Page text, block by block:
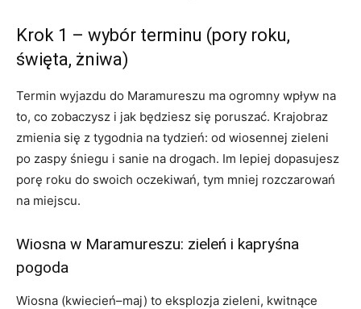
Krok 1 – wybór terminu (pory roku,
święta, żniwa)
Termin wyjazdu do Maramureszu ma ogromny wpływ na
to, co zobaczysz i jak będziesz się poruszać. Krajobraz
zmienia się z tygodnia na tydzień: od wiosennej zieleni
po zaspy śniegu i sanie na drogach. Im lepiej dopasujesz
porę roku do swoich oczekiwań, tym mniej rozczarowań
na miejscu.
Wiosna w Maramureszu: zieleń i kapryśna
pogoda
Wiosna (kwiecień–maj) to eksplozja zieleni, kwitnące